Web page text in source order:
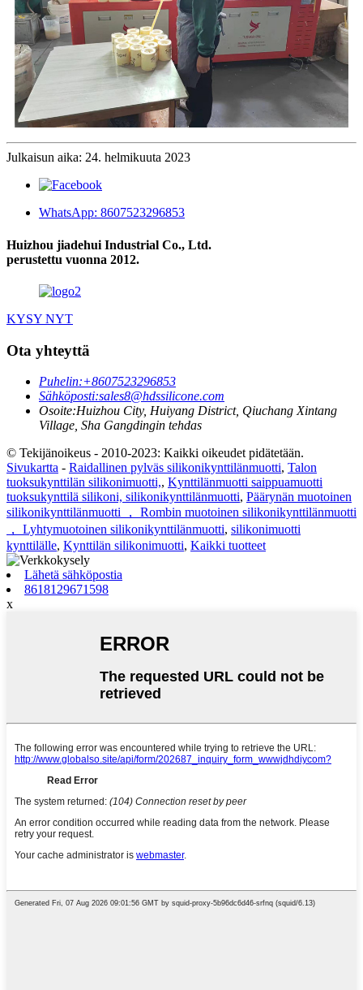
Julkaisun aika: 24. helmikuuta 2023
WhatsApp: 8607523296853
Huizhou jiadehui Industrial Co., Ltd.
perustettu vuonna 2012.
KYSY NYT
Ota yhteyttä
Puhelin:+8607523296853
Sähköposti:sales8@hdssilicone.com
Osoite:Huizhou City, Huiyang District, Qiuchang Xintang
Village, Sha Gangdingin tehdas
© Tekijänoikeus - 2010-2023: Kaikki oikeudet pidätetään.
Sivukartta - Raidallinen pylväs silikonikynttilänmuotti, Talon
tuoksukynttilän silikonimuotti,, Kynttilänmuotti saippuamuotti
tuoksukynttilä silikoni, silikonikynttilänmuotti, Päärynän muotoinen
silikonikynttilänmuotti ， Rombin muotoinen silikonikynttilänmuotti
， Lyhtymuotoinen silikonikynttilänmuotti, silikonimuotti
kynttilälle, Kynttilän silikonimuotti, Kaikki tuotteet
Lähetä sähköpostia
8618129671598
x